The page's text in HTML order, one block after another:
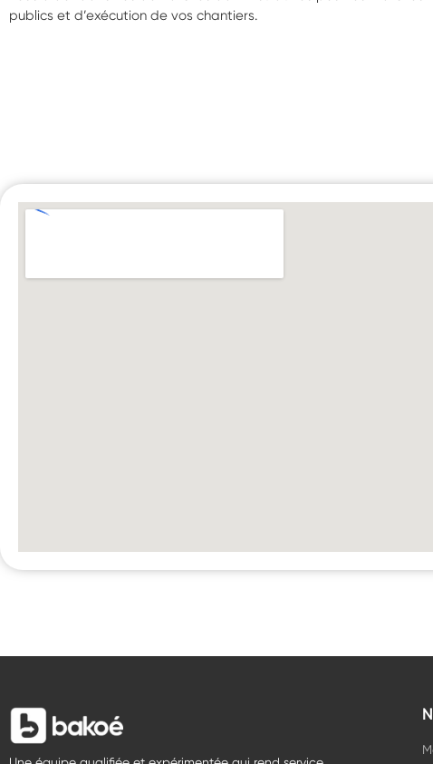
publics et d’exécution de vos chantiers.